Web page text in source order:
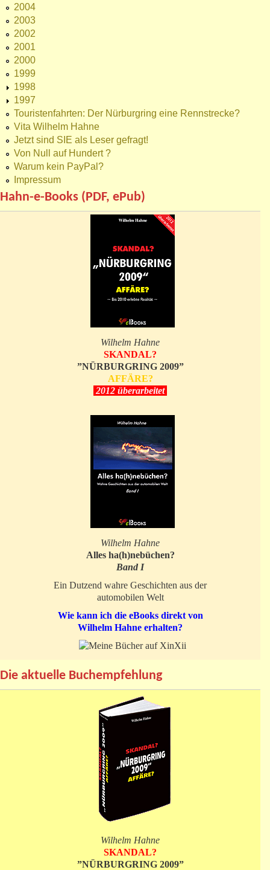
2004
2003
2002
2001
2000
1999
1998
1997
Touristenfahrten: Der Nürburgring eine Rennstrecke?
Vita Wilhelm Hahne
Jetzt sind SIE als Leser gefragt!
Von Null auf Hundert ?
Warum kein PayPal?
Impressum
Hahn-e-Books (PDF, ePub)
Wilhelm Hahne
SKANDAL?
”NÜRBURGRING 2009”
AFFÄRE?
2012 überarbeitet
Wilhelm Hahne
Alles ha(h)nebüchen?
Band I
Ein Dutzend wahre Geschichten aus der
automobilen Welt
Wie kann ich die eBooks direkt von
Wilhelm Hahne erhalten?
Die aktuelle Buchempfehlung
Wilhelm Hahne
SKANDAL?
”NÜRBURGRING 2009”